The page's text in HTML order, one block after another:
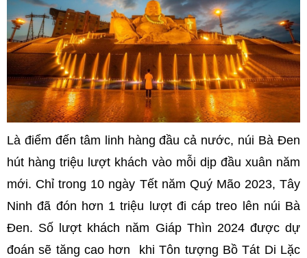
Là điểm đến tâm linh hàng đầu cả nước, núi Bà Đen
hút hàng triệu lượt khách vào mỗi dịp đầu xuân năm
mới. Chỉ trong 10 ngày Tết năm Quý Mão 2023, Tây
Ninh đã đón hơn 1 triệu lượt đi cáp treo lên núi Bà
Đen. Số lượt khách năm Giáp Thìn 2024 được dự
đoán sẽ tăng cao hơn khi Tôn tượng Bồ Tát Di Lặc